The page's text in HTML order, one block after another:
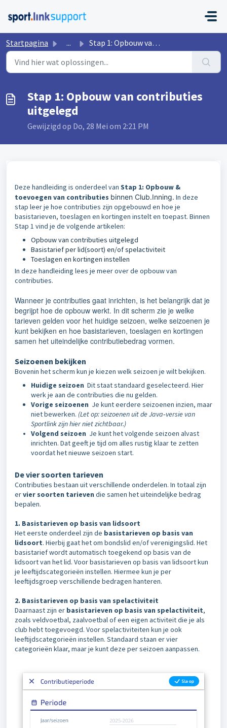
Startpagina ... Stap 1: Opbouw van contributies uitgelegd
Stap 1: Opbouw van contributies
uitgelegd
Gewijzigd op Do, 28 Mei om 2:21 PM
Deze handleiding is onderdeel van Stap 1: Opbouw &
toevoegen van contributies binnen Club.Inning. In deze
stap leer je hoe contributies zijn opgebouwd en hoe je
basistarieven, toeslagen en kortingen instelt en toepast. Binnen
Stap 1 vind je de volgende artikelen:
Opbouw van contributies uitgelegd
Basistarief per lid(soort) en/of spelactiviteit
Toeslagen en kortingen instellen
In deze handleiding lees je meer over de opbouw van
contributies.
Wanneer je contributies gaat inrichten, is het belangrijk dat je
begrijpt hoe de opbouw werkt. In dit scherm zie je welke
tarieven gelden voor het huidige seizoen, welke seizoenen je
kunt bekijken en hoe basistarieven, toeslagen en kortingen
samen het uiteindelijke contributiebedrag vormen.
Seizoenen bekijken
Bovenin het scherm kun je kiezen welk seizoen je wilt bekijken.
Huidige seizoen Dit staat standaard geselecteerd. Hier
werk je aan de contributies die nu gelden.
Vorige seizoenen Je kunt eerdere seizoenen inzien, maar
niet bewerken. (Let op: seizoenen uit de Java‑versie van
Sportlink zijn hier niet zichtbaar.)
Volgend seizoen Je kunt het volgende seizoen alvast
inrichten. Dat geeft je tijd om alles rustig klaar te zetten
voordat het nieuwe seizoen start.
De vier soorten tarieven
Contributies bestaan uit verschillende onderdelen. In totaal zijn
ervier soorten tarieven die samen het uiteindelijke bedrag
bepalen.
1. Basistarieven op basis van lidsoort
Het eerste onderdeel zijn de basistarieven op basis van
lidsoort. Hierbij gaat het om bondslid en/of verenigingslid. Het
basistarief wordt automatisch toegekend op basis van de
lidsoort van het lid. Voor basistarieven op basis van lidsoort kun
je leeftijdscategorieën instellen. Hiermee kun je per
leeftijdsgroep verschillende bedragen hanteren.
2. Basistarieven op basis van spelactiviteit
Daarnaast zijn er basistarieven op basis van spelactiviteit,
zoals veldvoetbal, zaalvoetbal of een eigen activiteit die je als
club hebt toegevoegd. Voor spelactiviteiten kun je ook
leeftijdscategorieën instellen. Standaard staan er vier
categorieën klaar, maar je kunt deze per seizoen aanpassen.